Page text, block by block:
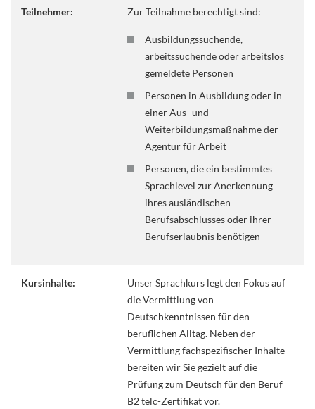
Teilnehmer: Zur Teilnahme berechtigt sind:
Ausbildungssuchende,
arbeitssuchende oder arbeitslos
gemeldete Personen
Personen in Ausbildung oder in
einer Aus- und
Weiterbildungsmaßnahme der
Agentur für Arbeit
Personen, die ein bestimmtes
Sprachlevel zur Anerkennung
ihres ausländischen
Berufsabschlusses oder ihrer
Berufserlaubnis benötigen
Kursinhalte:
Unser Sprachkurs legt den Fokus auf
die Vermittlung von
Deutschkenntnissen für den
beruflichen Alltag. Neben der
Vermittlung fachspezifischer Inhalte
bereiten wir Sie gezielt auf die
Prüfung zum Deutsch für den Beruf
B2 telc-Zertifikat vor.